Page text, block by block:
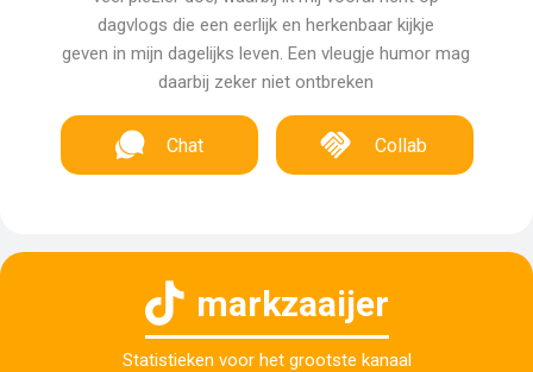
dagvlogs die een eerlijk en herkenbaar kijkje
geven in mijn dagelijks leven. Een vleugje humor mag
daarbij zeker niet ontbreken
Chat Collab
markzaaijer
Statistieken voor het grootste kanaal